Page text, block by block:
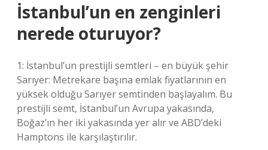
İstanbul’un en zenginleri
nerede oturuyor?
1: İstanbul’un prestijli semtleri – en büyük şehir
Sarıyer: Metrekare başına emlak fiyatlarının en
yüksek olduğu Sarıyer semtinden başlayalım. Bu
prestijli semt, İstanbul’un Avrupa yakasında,
Boğaz’ın her iki yakasında yer alır ve ABD’deki
Hamptons ile karşılaştırılır.